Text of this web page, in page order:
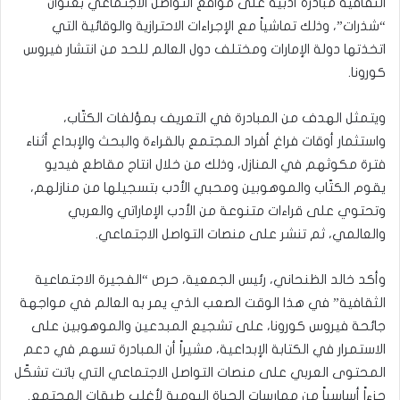
“شذرات”، وذلك تماشياً مع الإجراءات الاحترازية والوقائية التي
اتخذتها دولة الإمارات ومختلف دول العالم للحد من انتشار فيروس
كورونا.
ويتمثل الهدف من المبادرة في التعريف بمؤلفات الكتّاب،
واستثمار أوقات فراغ أفراد المجتمع بالقراءة والبحث والإبداع أثناء
فترة مكوثهم في المنازل، وذلك من خلال انتاج مقاطع فيديو
يقوم الكتّاب والموهوبين ومحبي الأدب بتسجيلها من منازلهم،
وتحتوي على قراءات متنوعة من الأدب الإماراتي والعربي
والعالمي، ثم تنشر على منصات التواصل الاجتماعي.
وأكد خالد الظنحاني، رئيس الجمعية، حرص “الفجيرة الاجتماعية
الثقافية” في هذا الوقت الصعب الذي يمر به العالم في مواجهة
جائحة فيروس كورونا، على تشجيع المبدعين والموهوبين على
الاستمرار في الكتابة الإبداعية، مشيراً أن المبادرة تسهم في دعم
المحتوى العربي على منصات التواصل الاجتماعي التي باتت تشكّل
جزءاً أساسياً من ممارسات الحياة اليومية لأغلب طبقات المجتمع.